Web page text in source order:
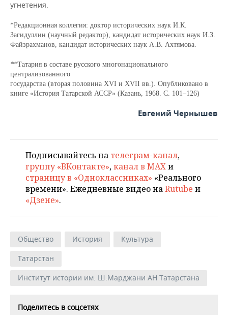
угнетения.
*Редакционная коллегия: доктор исторических наук И.К.
Загидуллин (научный редактор), кандидат исторических наук И.З.
Файзрахманов, кандидат исторических наук А.В. Ахтямова.
**Татария в составе русского многонационального
централизованного
государства (вторая половина XVI и XVII вв.). Опубликовано в
книге «История Татарской АССР» (Казань, 1968. С. 101–126)
Евгений Чернышев
Подписывайтесь на телеграм-канал,
группу «ВКонтакте»,канал в MAXи
страницу в «Одноклассниках» «Реального
времени». Ежедневные видео наRutube и
«Дзене».
Общество История
Культура
Татарстан
Институт истории им. Ш.Марджани АН Татарстана
Поделитесь в соцсетях